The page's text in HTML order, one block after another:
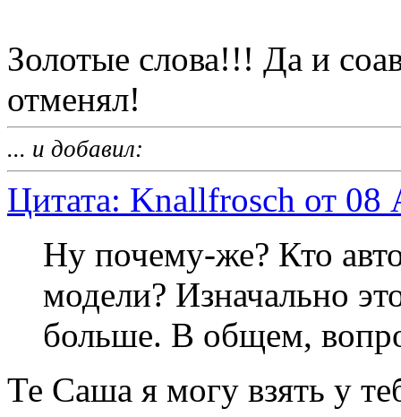
Золотые слова!!! Да и
отменял!
... и добавил:
Цитата: Knallfrosch от 08
Ну почему-же? Кто
модели? Изначально
больше. В общем,
Те Саша я могу взять у